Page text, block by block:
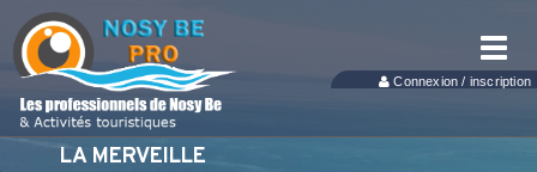
Connexion / inscription
LA MERVEILLE